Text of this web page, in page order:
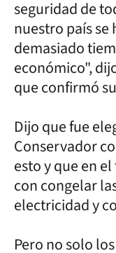
seguridad de
nuestro país
demasiado
económico",
que confirmó
Dijo que fue
Conservador
esto y que en
con congelar
electricidad y
Pero no solo